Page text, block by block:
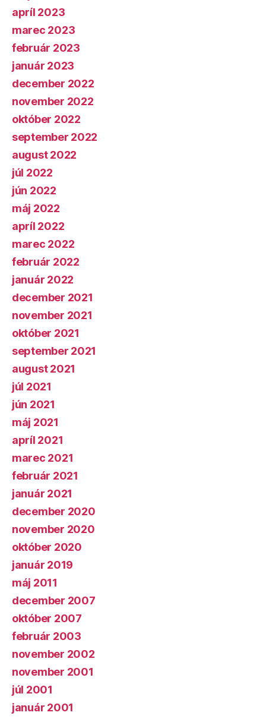
apríl 2023
marec 2023
február 2023
január 2023
december 2022
november 2022
október 2022
september 2022
august 2022
júl 2022
jún 2022
máj 2022
apríl 2022
marec 2022
február 2022
január 2022
december 2021
november 2021
október 2021
september 2021
august 2021
júl 2021
jún 2021
máj 2021
apríl 2021
marec 2021
február 2021
január 2021
december 2020
november 2020
október 2020
január 2019
máj 2011
december 2007
október 2007
február 2003
november 2002
november 2001
júl 2001
január 2001